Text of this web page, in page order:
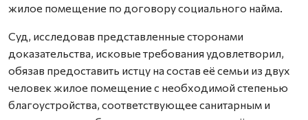
жилое помещение по договору социального найма.
Суд, исследовав представленные сторонами
доказательства, исковые требования удовлетворил,
обязав предоставить истцу на состав её семьи из двух
человек жилое помещение с необходимой степенью
благоустройства, соответствующее санитарным и